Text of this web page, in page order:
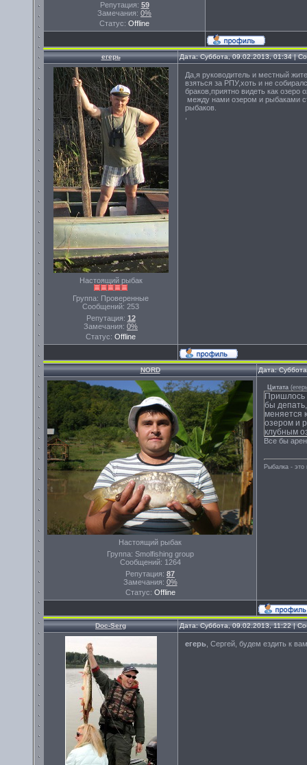
Репутация: 59
Замечания: 0%
Статус: Offline
егерь Дата: Суббота, 09.02.2013, 01:34 |
Настоящий рыбак
Группа: Проверенные
Сообщений: 253
Репутация: 12
Замечания: 0%
Статус: Offline
Да,я руководитель и местный
взяться за РПУ,хоть и не
браков,приятно видеть как
между нами озером и рыбаками
рыбаков.
NORD Дата:
Настоящий рыбак
Группа: Smolfishing group
Сообщений: 1264
Репутация: 87
Замечания: 0%
Статус: Offline
Цитата (
Пришлось
бы
меняется
озером и
клубным
Все бы
Рыбалка -
Doc-Serg Дата: Суббота, 09.02.2013, 11:22 |
егерь , Сергей, будем ездить к